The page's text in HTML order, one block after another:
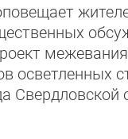
осветленных
Свердловской